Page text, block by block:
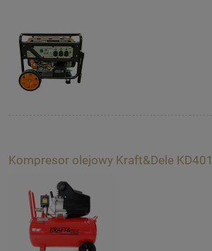
Kompresor olejowy Kraft&Dele